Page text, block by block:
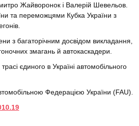
Жайворонок і Валерій Шевельов.
та переможцями Кубка України з
з багаторічним досвідом викладання,
змагань й автокаскадери.
єдиного в Україні автомобільного
Федерацією України (FAU).